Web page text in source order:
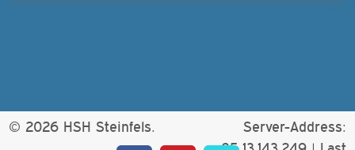
© 2026 HSH Steinfels.
Server-Address: